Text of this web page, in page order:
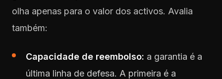
olha apenas para o valor dos activos. Avalia
também:
Capacidade de reembolso: a garantia é a
última linha de defesa. A primeira é a